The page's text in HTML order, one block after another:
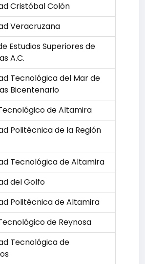
Cristóbal Colón
Veracruzana
Estudios Superiores de
A.C.
Tecnológica del Mar de
Bicentenario
de Altamira
Politécnica de la Región
Tecnológica de Altamira
del Golfo
Politécnica de Altamira
de Reynosa
Tecnológica de